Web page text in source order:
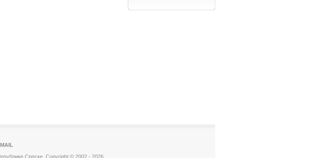
Српске, Copyright © 2002 - 2026.